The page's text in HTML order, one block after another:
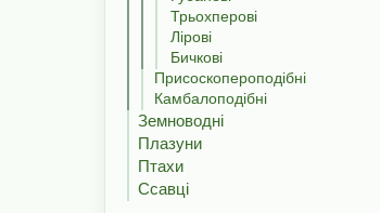
Трьохперові
Лірові
Бичкові
Присоскопероподібні
Камбалоподібні
Земноводні
Плазуни
Птахи
Ссавці